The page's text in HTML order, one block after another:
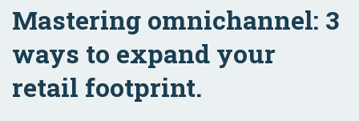
Mastering omnichannel: 3
ways to expand your
retail footprint.